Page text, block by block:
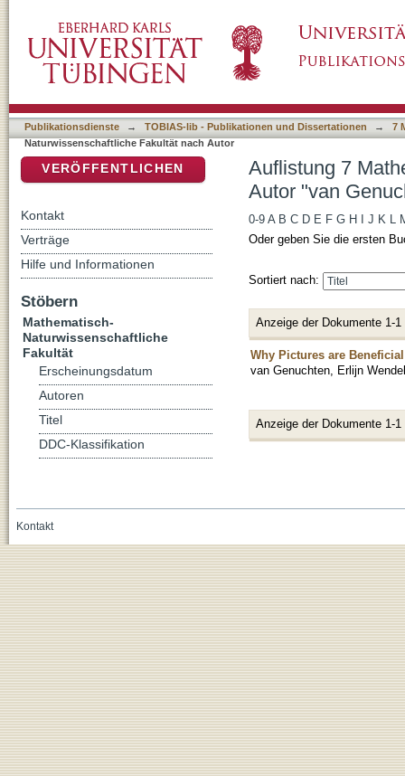
Wendela"
Publikationsdienste → TOBIAS-lib - Publikationen und Dissertationen →
7
Naturwissenschaftliche Fakultät nach Autor
Auflistung 7
Autor "van
0-9 A B C D E F G H J K L
Oder geben Sie die ersten
Sortiert nach:
Anzeige der Dokumente 1-1
Why Pictures are
van Genuchten, Erlijn
Anzeige der Dokumente 1-1
VERÖFFENTLICHEN
Kontakt
Verträge
Hilfe und Informationen
Stöbern
Mathematisch-
Naturwissenschaftliche
Fakultät
Erscheinungsdatum
Autoren
Titel
DDC-Klassifikation
Kontakt